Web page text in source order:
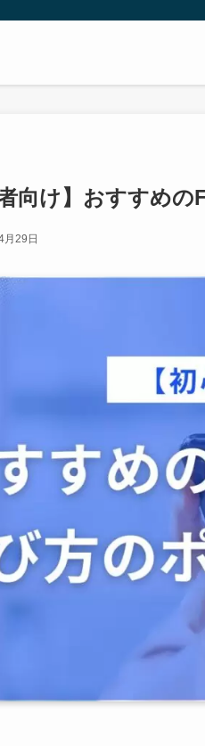
者向け】おすすめ
月29日